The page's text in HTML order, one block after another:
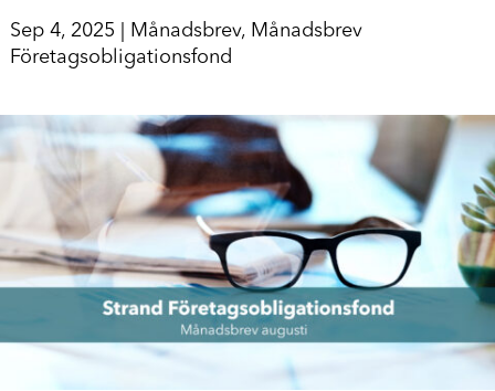
Sep 4, 2025 Månadsbrev, Månadsbrev
Företagsobligationsfond